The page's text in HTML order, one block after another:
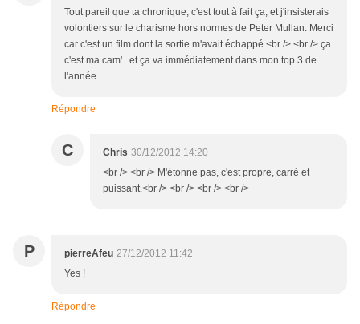
Tout pareil que ta chronique, c'est tout à fait ça, et j'insisterais
volontiers sur le charisme hors normes de Peter Mullan. Merci
car c'est un film dont la sortie m'avait échappé.<br /> <br /> ça
c'est ma cam'...et ça va immédiatement dans mon top 3 de
l'année.
Répondre
C Chris 30/12/2012 14:20
<br /> <br /> M'étonne pas, c'est propre, carré et
puissant.<br /> <br /> <br /> <br />
P pierreAfeu 27/12/2012 11:42
Yes !
Répondre